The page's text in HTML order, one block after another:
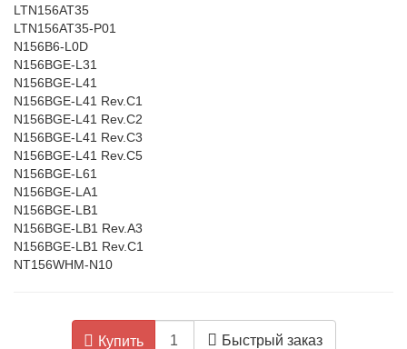
LTN156AT35
LTN156AT35-P01
N156B6-L0D
N156BGE-L31
N156BGE-L41
N156BGE-L41 Rev.C1
N156BGE-L41 Rev.C2
N156BGE-L41 Rev.C3
N156BGE-L41 Rev.C5
N156BGE-L61
N156BGE-LA1
N156BGE-LB1
N156BGE-LB1 Rev.A3
N156BGE-LB1 Rev.C1
NT156WHM-N10
Купить Быстрый заказ